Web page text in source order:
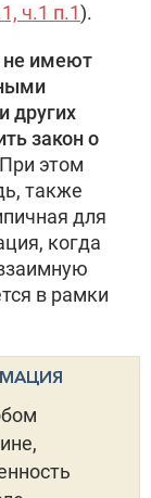
ч.1 п.1).
не имеют
других
закон о
этом
также
для
когда
в рамки